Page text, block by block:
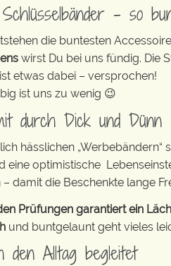
– so
die buntesten
wirst Du bei uns fündig. Die
etwas dabei – versprochen!
ist uns zu wenig 😉
durch Dick und Dünn
hässlichen
eine optimistische
damit die Beschenkte lange
Prüfungen garantiert ein
und buntgelaunt geht vieles
den Alltag begleitet